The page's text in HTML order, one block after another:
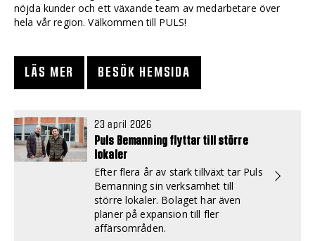
nöjda kunder och ett växande team av medarbetare över
hela vår region. Välkommen till PULS!
LÄS MER BESÖK HEMSIDA
23 april 2026
Puls Bemanning flyttar till större
lokaler
Efter flera år av stark tillväxt tar Puls
Bemanning sin verksamhet till
större lokaler. Bolaget har även
planer på expansion till fler
affärsområden.